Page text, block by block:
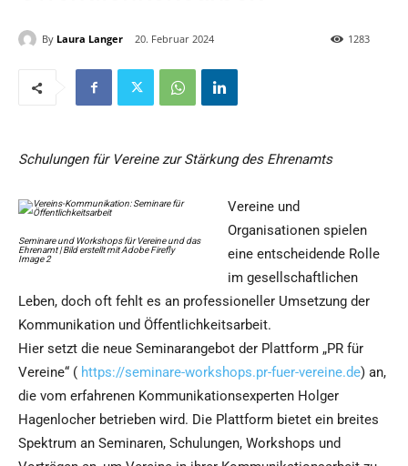
By Laura Langer 20. Februar 2024 1283
Schulungen für Vereine zur Stärkung des Ehrenamts
Seminare und Workshops für Vereine und das
Ehrenamt | Bild erstellt mit Adobe Firefly
Image 2
Vereine und
Organisationen spielen
eine entscheidende Rolle
im gesellschaftlichen
Leben, doch oft fehlt es an professioneller Umsetzung der
Kommunikation und Öffentlichkeitsarbeit.
Hier setzt die neue Seminarangebot der Plattform „PR für
Vereine“ ( https://seminare-workshops.pr-fuer-vereine.de) an,
die vom erfahrenen Kommunikationsexperten Holger
Hagenlocher betrieben wird. Die Plattform bietet ein breites
Spektrum an Seminaren, Schulungen, Workshops und